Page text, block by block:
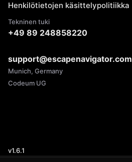
Henkilötietojen käsittelypolitiikka
Tekninen tuki
+49 89 248858220
support@escapenavigator.com
Munich, Germany
Codeum UG
v1.6.1